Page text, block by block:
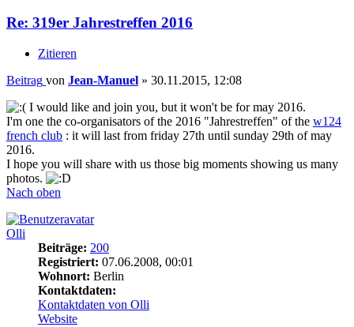
Re: 319er Jahrestreffen 2016
Zitieren
Beitrag von Jean-Manuel » 30.11.2015, 12:08
I would like and join you, but it won't be for may 2016.
I'm one the co-organisators of the 2016 "Jahrestreffen" of the w124
french club : it will last from friday 27th until sunday 29th of may
2016.
I hope you will share with us those big moments showing us many
photos.
Nach oben
Olli
Beiträge: 200
Registriert: 07.06.2008, 00:01
Wohnort: Berlin
Kontaktdaten:
Kontaktdaten von Olli
Website